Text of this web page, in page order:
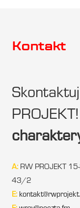
Kontakt
PROJEKT!
A: RW PROJEKT
43/2
E: